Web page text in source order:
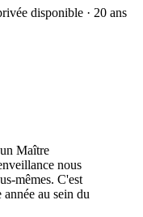
disponible · 20 ans
Maître
nous
mêmes. C'est
au sein du